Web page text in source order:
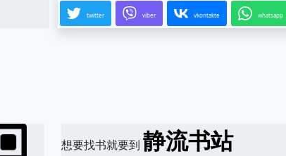
twitter viber vkontakte whatsapp
想要找书就要到静流书站